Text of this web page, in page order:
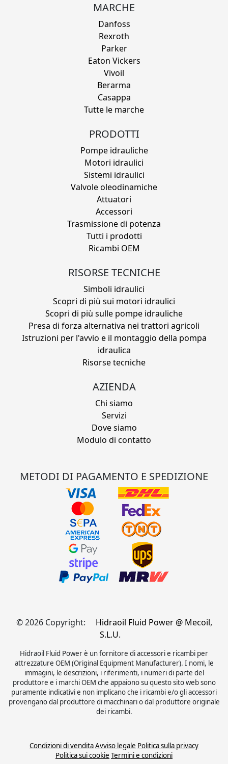
MARCHE
Danfoss
Rexroth
Parker
Eaton Vickers
Vivoil
Berarma
Casappa
Tutte le marche
PRODOTTI
Pompe idrauliche
Motori idraulici
Sistemi idraulici
Valvole oleodinamiche
Attuatori
Accessori
Trasmissione di potenza
Tutti i prodotti
Ricambi OEM
RISORSE TECNICHE
Simboli idraulici
Scopri di più sui motori idraulici
Scopri di più sulle pompe idrauliche
Presa di forza alternativa nei trattori agricoli
Istruzioni per l'avvio e il montaggio della pompa
idraulica
Risorse tecniche
AZIENDA
Chi siamo
Servizi
Dove siamo
Modulo di contatto
METODI DI PAGAMENTO E SPEDIZIONE
© 2026 Copyright:
Hidraoil Fluid Power @ Mecoil,
S.L.U.
Hidraoil Fluid Power è un fornitore di accessori e ricambi per
attrezzature OEM (Original Equipment Manufacturer). I nomi, le
immagini, le descrizioni, i riferimenti, i numeri di parte del
produttore e i marchi OEM che appaiono su questo sito web sono
puramente indicativi e non implicano che i ricambi e/o gli accessori
provengano dal produttore di macchinari o dal produttore originale
dei ricambi.
Condizioni di venditaAvviso legale Politica sulla privacy
Politica sui cookie Termini e condizioni